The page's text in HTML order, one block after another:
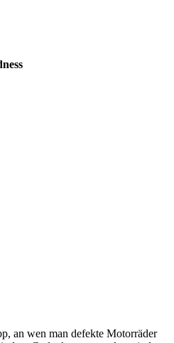
an wen man defekte Motorräder